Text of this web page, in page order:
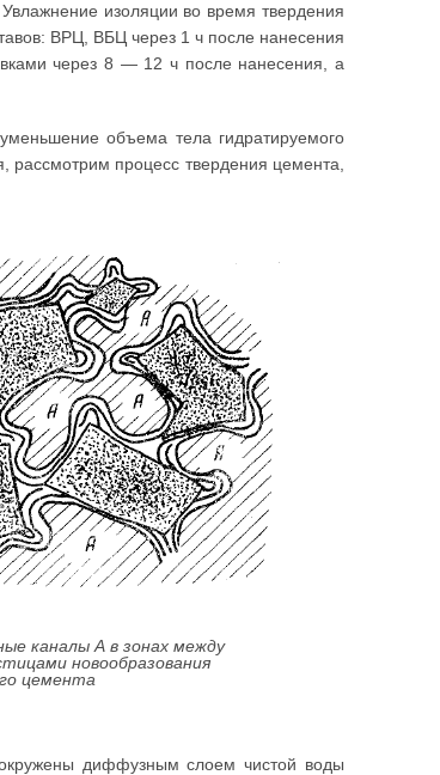
изоляции во время твердения
ВРЦ, ВБЦ через 1 ч после нанесения
через 8 — 12 ч после нанесения, а
объема тела гидратируемого
рассмотрим процесс твердения цемента,
каналы А в зонах между
новообразования
цемента
диффузным слоем чистой воды